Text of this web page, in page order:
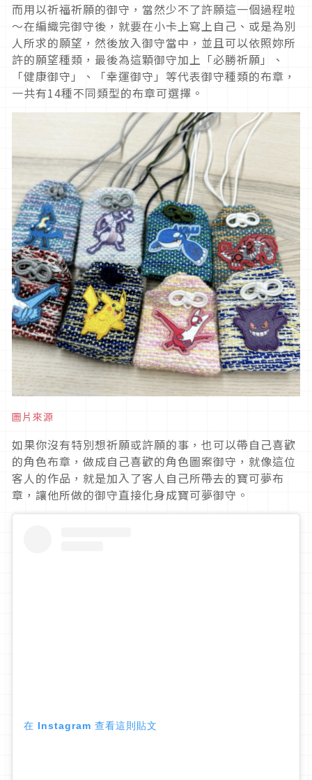
而用以祈福祈願的御守，當然少不了許願這一個過程啦
～在編織完御守後，就要在小卡上寫上自己、或是為別
人所求的願望，然後放入御守當中，並且可以依照妳所
許的願望種類，最後為這顆御守加上「必勝祈願」、
「健康御守」、「幸運御守」等代表御守種類的布章，
一共有14種不同類型的布章可選擇。
圖片來源
如果你沒有特別想祈願或許願的事，也可以帶自己喜歡
的角色布章，做成自己喜歡的角色圖案御守，就像這位
客人的作品，就是加入了客人自己所帶去的寶可夢布
章，讓他所做的御守直接化身成寶可夢御守。
在 Instagram 查看這則貼文